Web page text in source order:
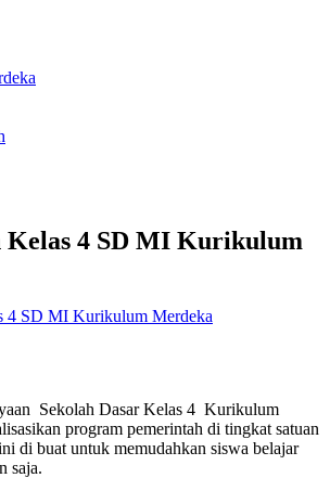
Kelas 4 SD MI Kurikulum
Sekolah Dasar Kelas 4 Kurikulum
program pemerintah di tingkat satuan
di buat untuk memudahkan siswa belajar
saja.